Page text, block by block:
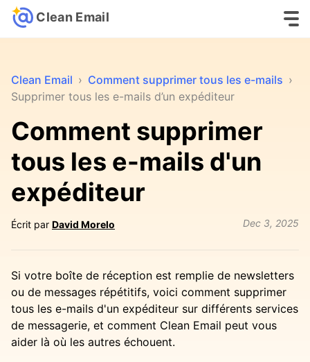
Clean Email
Clean Email › Comment supprimer tous les e-mails ›
Supprimer tous les e-mails d’un expéditeur
Comment supprimer
tous les e-mails d'un
expéditeur
Écrit par David Morelo Dec 3, 2025
Si votre boîte de réception est remplie de newsletters
ou de messages répétitifs, voici comment supprimer
tous les e-mails d'un expéditeur sur différents services
de messagerie, et comment Clean Email peut vous
aider là où les autres échouent.